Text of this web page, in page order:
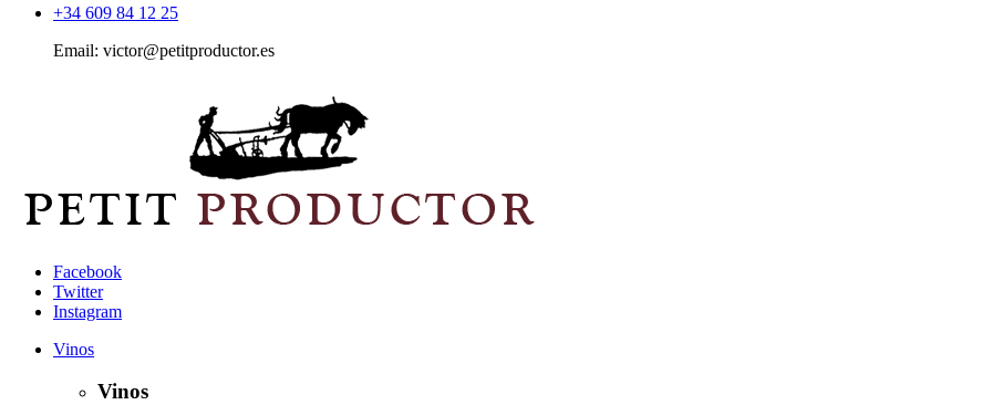
+34 609 84 12 25
Email: victor@petitproductor.es
Facebook
Twitter
Instagram
Vinos
Vinos